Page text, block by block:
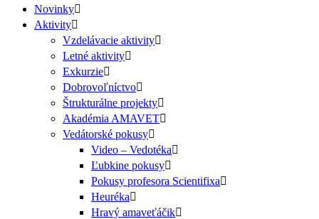
Novinky
Aktivity
Vzdelávacie aktivity
Letné aktivity
Exkurzie
Dobrovoľníctvo
Štrukturálne projekty
Akadémia AMAVET
Vedátorské pokusy
Video – Vedotéka
Ľubkine pokusy
Pokusy profesora Scientifixa
Heuréka
Hravý amaveťáčik